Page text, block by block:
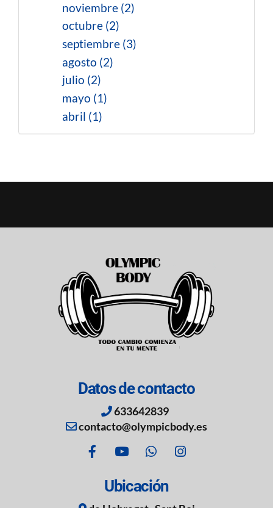
noviembre (2)
octubre (2)
septiembre (3)
agosto (2)
julio (2)
mayo (1)
abril (1)
Datos de contacto
633642839
contacto@olympicbody.es
Ubicación